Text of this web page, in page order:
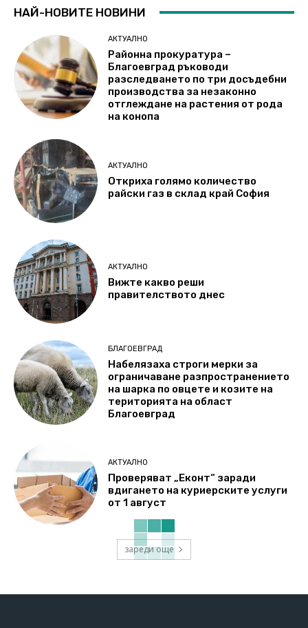
НАЙ-НОВИТЕ НОВИНИ
АКТУАЛНО
Районна прокуратура –
Благоевград ръководи
разследването по три досъдебни
производства за незаконно
отглеждане на растения от рода
на конопа
АКТУАЛНО
Откриха голямо количество
райски газ в склад край София
АКТУАЛНО
Вижте какво реши
правителството днес
БЛАГОЕВГРАД
Набелязаха строги мерки за
ограничаване разпространението
на шарка по овцете и козите на
територията на област
Благоевград
АКТУАЛНО
Проверяват „Еконт“ заради
вдигането на куриерските услуги
от 1 август
зареди още